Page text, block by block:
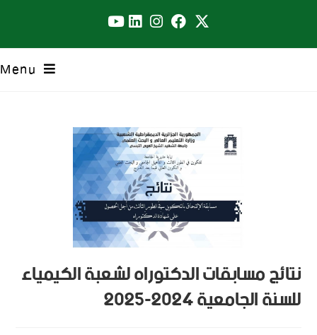
Menu
نتائج مسابقات الدكتوراه لشعبة الكيمياء
للسنة الجامعية 2024-2025